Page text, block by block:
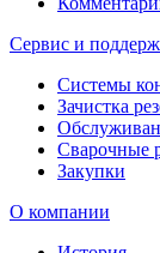
Сервис и
Системы
Зачистка
Сварочные
Закупки
О компании